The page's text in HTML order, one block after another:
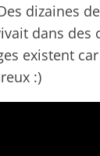
dizaines
dans
existent
:)